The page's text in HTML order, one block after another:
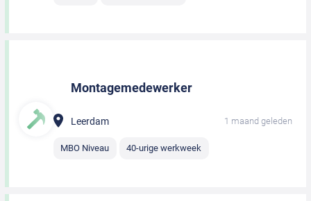
Montagemedewerker
Leerdam 1 maand geleden
MBO Niveau 40-urige werkweek